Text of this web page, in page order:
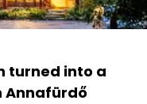
turned into a
Annafürdő